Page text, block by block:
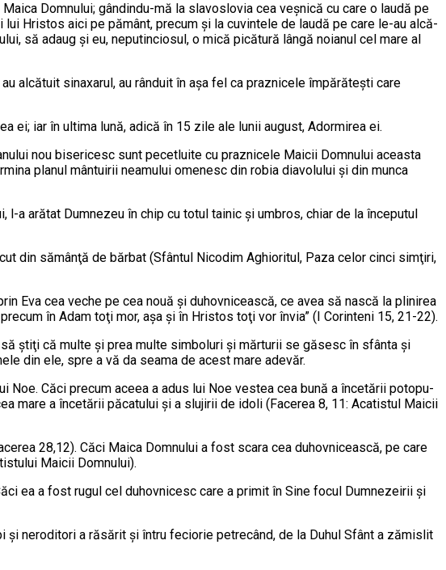
Domnului; gândindu-mă la slavoslovia cea veşnică cu care o laudă pe
Hristos aici pe pă­mânt, precum şi la cuvintele de laudă pe care le-au alcă­
să adaug şi eu, neputinciosul, o mică picătură lân­gă noianul cel mare al
alcătuit sinaxarul, au rânduit în aşa fel ca praznicele împărăteşti care
ei; iar în ultima lună, adică în 15 zile ale lu­nii august, Adormirea ei.
nou bisericesc sunt pecetluite cu praz­ni­ce­le Maicii Domnului aceasta
planul mântuirii nea­mu­lui omenesc din robia diavolului şi din munca
a arătat Dumnezeu în chip cu totul tainic şi um­bros, chiar de la începutul
din sămânţă de bărbat (Sfântul Nicodim Aghio­ri­tul, Paza celor cinci simţiri,
Eva cea veche pe cea nouă şi duhovnicească, ce avea să nască la plinirea
în Adam toţi mor, aşa şi în Hristos toţi vor învia” (I Corinteni 15, 21-22).
ştiţi că multe şi prea multe simboluri şi măr­turii se găsesc în sfânta şi
din ele, spre a vă da seama de acest mare adevăr.
Noe. Căci precum ace­ea a adus lui Noe vestea cea bună a încetării poto­pu­
mare a încetării păcatului şi a slujirii de idoli (Facerea 8, 11: Acatistul Maicii
28,12). Căci Maica Domnului a fost scara cea duhovnicească, pe ca­re
Maicii Domnului).
ea a fost rugul cel duhovnicesc care a primit în Sine focul Dumnezeirii şi
neroditori a ră­sărit şi întru feciorie petrecând, de la Duhul Sfânt a ză­mislit